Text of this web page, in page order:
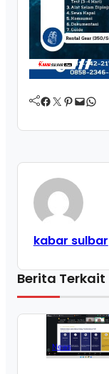
Facebook Twitter Pinterest Mail WhatsApp
kabar sulbar
Berita Terkait
News